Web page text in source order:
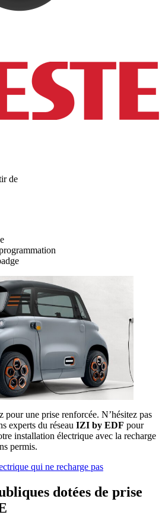
de
pour une prise renforcée. N’hésitez pas
experts du réseau IZI by EDF pour
installation électrique avec la recharge
permis.
qui ne recharge pas
dotées de prise